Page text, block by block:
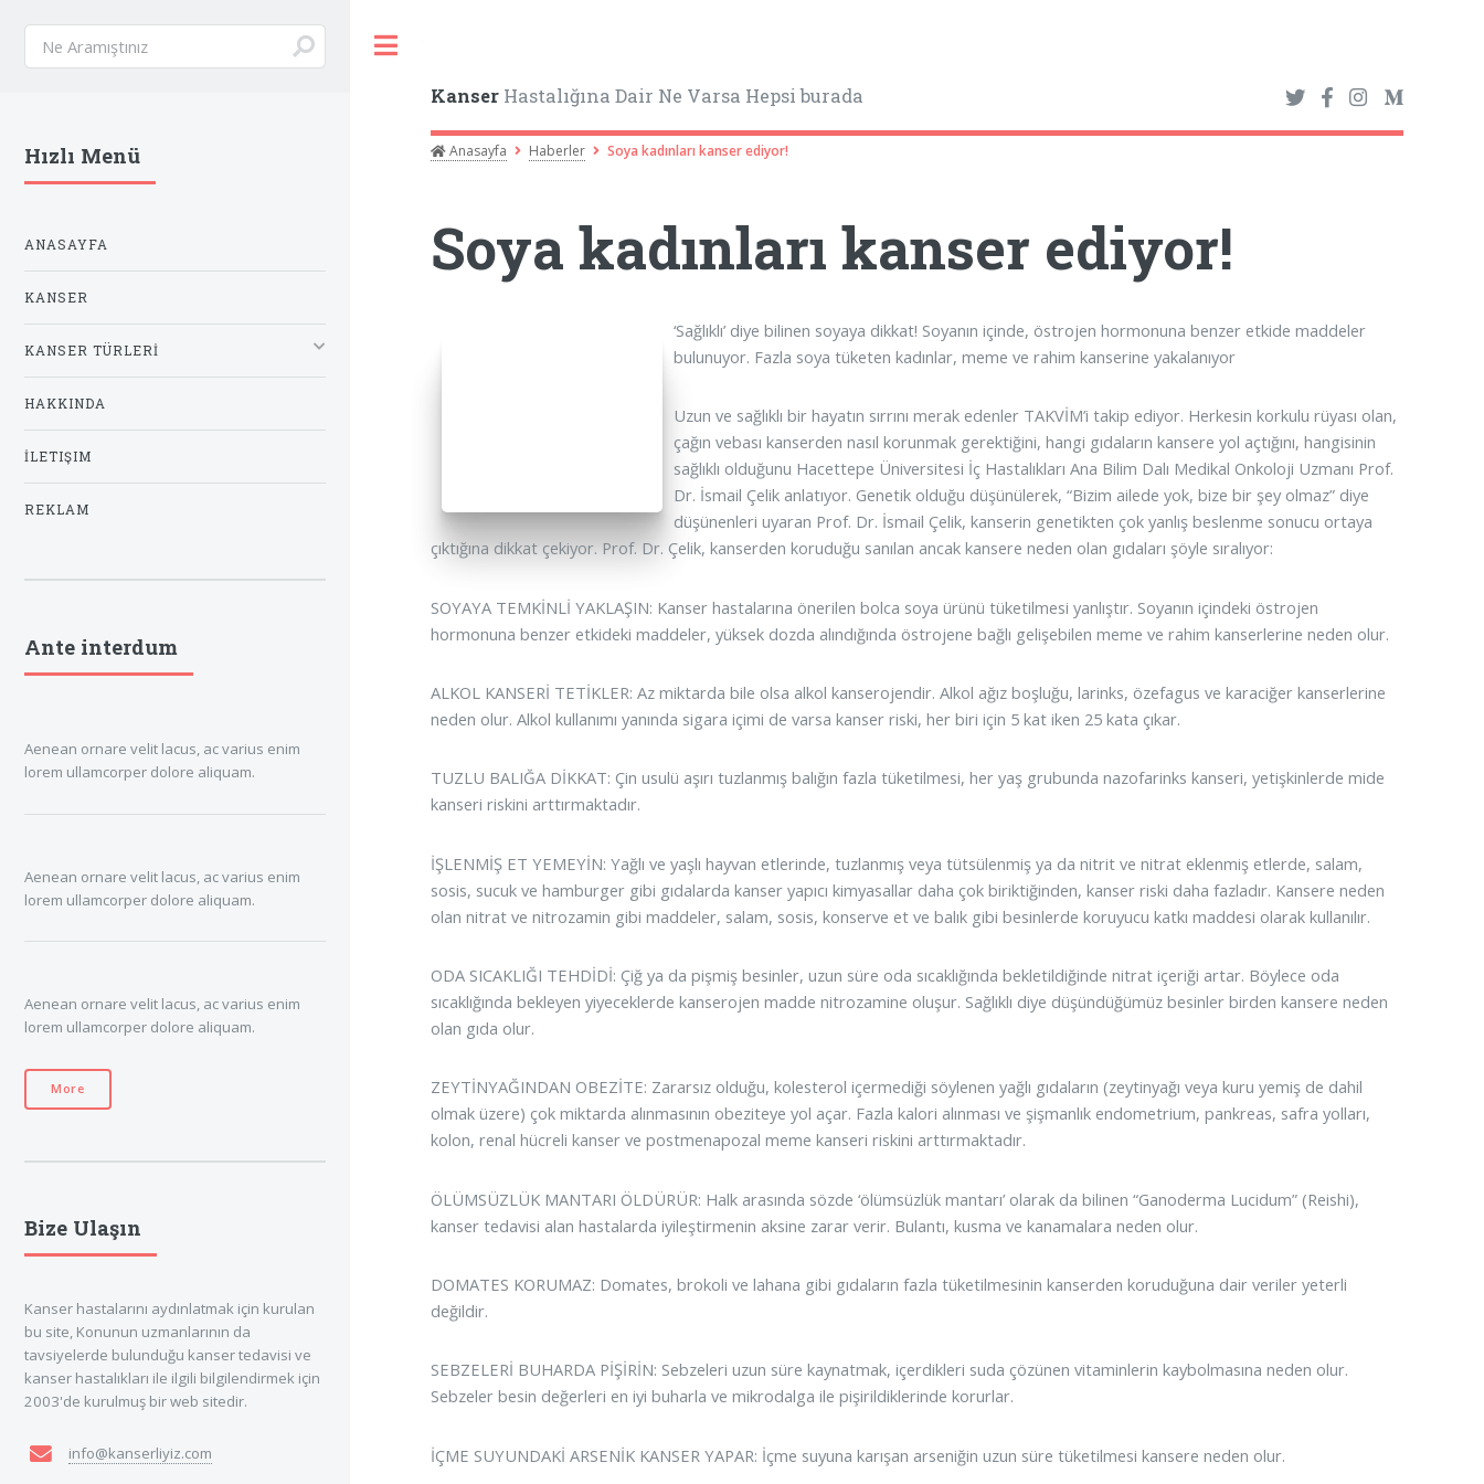
Kanser Hastalığına Dair Ne Varsa Hepsi burada
Anasayfa Haberler Soya kadınları kanser ediyor!
Soya kadınları kanser ediyor!
‘Sağlıklı’ diye bilinen soyaya dikkat! Soyanın içinde, östrojen hormonuna benzer etkide maddeler
bulunuyor. Fazla soya tüketen kadınlar, meme ve rahim kanserine yakalanıyor
Uzun ve sağlıklı bir hayatın sırrını merak edenler TAKVİM’i takip ediyor. Herkesin korkulu rüyası olan,
çağın vebası kanserden nasıl korunmak gerektiğini, hangi gıdaların kansere yol açtığını, hangisinin
sağlıklı olduğunu Hacettepe Üniversitesi İç Hastalıkları Ana Bilim Dalı Medikal Onkoloji Uzmanı Prof.
Dr. İsmail Çelik anlatıyor. Genetik olduğu düşünülerek, “Bizim ailede yok, bize bir şey olmaz” diye
düşünenleri uyaran Prof. Dr. İsmail Çelik, kanserin genetikten çok yanlış beslenme sonucu ortaya
çıktığına dikkat çekiyor. Prof. Dr. Çelik, kanserden koruduğu sanılan ancak kansere neden olan gıdaları şöyle sıralıyor:
SOYAYA TEMKİNLİ YAKLAŞIN: Kanser hastalarına önerilen bolca soya ürünü tüketilmesi yanlıştır. Soyanın içindeki östrojen
hormonuna benzer etkideki maddeler, yüksek dozda alındığında östrojene bağlı gelişebilen meme ve rahim kanserlerine neden olur.
ALKOL KANSERİ TETİKLER: Az miktarda bile olsa alkol kanserojendir. Alkol ağız boşluğu, larinks, özefagus ve karaciğer kanserlerine
neden olur. Alkol kullanımı yanında sigara içimi de varsa kanser riski, her biri için 5 kat iken 25 kata çıkar.
TUZLU BALIĞA DİKKAT: Çin usulü aşırı tuzlanmış balığın fazla tüketilmesi, her yaş grubunda nazofarinks kanseri, yetişkinlerde mide
kanseri riskini arttırmaktadır.
İŞLENMİŞ ET YEMEYİN: Yağlı ve yaşlı hayvan etlerinde, tuzlanmış veya tütsülenmiş ya da nitrit ve nitrat eklenmiş etlerde, salam,
sosis, sucuk ve hamburger gibi gıdalarda kanser yapıcı kimyasallar daha çok biriktiğinden, kanser riski daha fazladır. Kansere neden
olan nitrat ve nitrozamin gibi maddeler, salam, sosis, konserve et ve balık gibi besinlerde koruyucu katkı maddesi olarak kullanılır.
ODA SICAKLIĞI TEHDİDİ: Çiğ ya da pişmiş besinler, uzun süre oda sıcaklığında bekletildiğinde nitrat içeriği artar. Böylece oda
sıcaklığında bekleyen yiyeceklerde kanserojen madde nitrozamine oluşur. Sağlıklı diye düşündüğümüz besinler birden kansere neden
olan gıda olur.
ZEYTİNYAĞINDAN OBEZİTE: Zararsız olduğu, kolesterol içermediği söylenen yağlı gıdaların (zeytinyağı veya kuru yemiş de dahil
olmak üzere) çok miktarda alınmasının obeziteye yol açar. Fazla kalori alınması ve şişmanlık endometrium, pankreas, safra yolları,
kolon, renal hücreli kanser ve postmenapozal meme kanseri riskini arttırmaktadır.
ÖLÜMSÜZLÜK MANTARI ÖLDÜRÜR: Halk arasında sözde ‘ölümsüzlük mantarı’ olarak da bilinen “Ganoderma Lucidum” (Reishi),
kanser tedavisi alan hastalarda iyileştirmenin aksine zarar verir. Bulantı, kusma ve kanamalara neden olur.
DOMATES KORUMAZ: Domates, brokoli ve lahana gibi gıdaların fazla tüketilmesinin kanserden koruduğuna dair veriler yeterli
değildir.
SEBZELERİ BUHARDA PİŞİRİN: Sebzeleri uzun süre kaynatmak, içerdikleri suda çözünen vitaminlerin kaybolmasına neden olur.
Sebzeler besin değerleri en iyi buharla ve mikrodalga ile pişirildiklerinde korurlar.
İÇME SUYUNDAKİ ARSENİK KANSER YAPAR: İçme suyuna karışan arseniğin uzun süre tüketilmesi kansere neden olur.
Hızlı Menü
ANASAYFA
KANSER
KANSER TÜRLERİ
HAKKINDA
İLETIŞIM
REKLAM
Ante interdum
Aenean ornare velit lacus, ac varius enim
lorem ullamcorper dolore aliquam.
Aenean ornare velit lacus, ac varius enim
lorem ullamcorper dolore aliquam.
Aenean ornare velit lacus, ac varius enim
lorem ullamcorper dolore aliquam.
More
Bize Ulaşın
Kanser hastalarını aydınlatmak için kurulan
bu site, Konunun uzmanlarının da
tavsiyelerde bulunduğu kanser tedavisi ve
kanser hastalıkları ile ilgili bilgilendirmek için
2003'de kurulmuş bir web sitedir.
info@kanserliyiz.com